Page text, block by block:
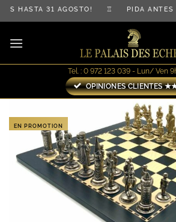
Saltar
al
contenido
HASTA 31 AGOSTO! ♖ PIDA ANTES
Tel. : 0 972 123 039 - Lun/ Ven
OPINIONES CLIENTES
EN PROMOTION